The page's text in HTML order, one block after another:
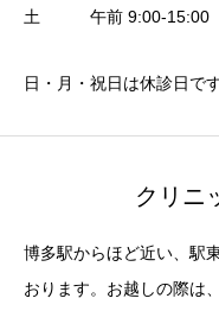
土 午前 9:00-15:00
日・月・祝日は休診日で
クリニ
博多駅からほど近い、駅
おります。お越しの際は